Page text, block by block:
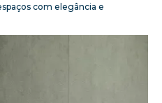
com elegância e